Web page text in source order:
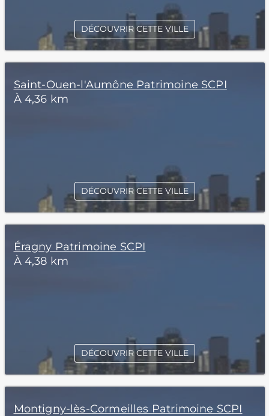
DÉCOUVRIR CETTE VILLE
Saint-Ouen-l'Aumône Patrimoine SCPI
À 4,36 km
DÉCOUVRIR CETTE VILLE
Éragny Patrimoine SCPI
À 4,38 km
DÉCOUVRIR CETTE VILLE
Montigny-lès-Cormeilles Patrimoine SCPI